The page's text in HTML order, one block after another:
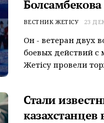
ВЕСТНИК ЖЕТІСУ 23
Он - ветеран двух
боевых действий с
Жетісу провели
Стали
казахстанцев